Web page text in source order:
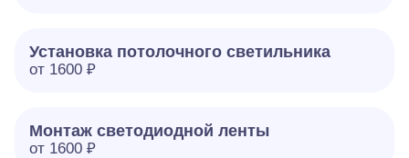
Установка потолочного светильника
от 1600 ₽
Монтаж светодиодной ленты
от 1600 ₽